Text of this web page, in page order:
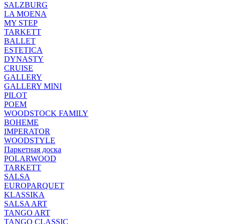
SALZBURG
LA MOENA
MY STEP
TARKETT
BALLET
ESTETICA
DYNASTY
CRUISE
GALLERY
GALLERY MINI
PILOT
POEM
WOODSTOCK FAMILY
BOHEME
IMPERATOR
WOODSTYLE
Паркетная доска
POLARWOOD
TARKETT
SALSA
EUROPARQUET
KLASSIKA
SALSA ART
TANGO ART
TANGO CLASSIC